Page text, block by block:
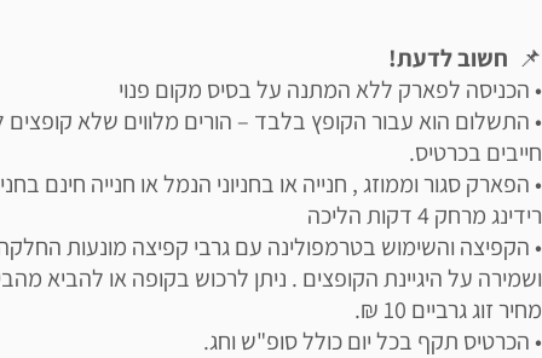
📌 חשוב לדעת!
• הכניסה לפארק ללא המתנה על בסיס מקום פנוי
• התשלום הוא עבור הקופץ בלבד – הורים מלווים שלא קופצים
חייבים בכרטיס.
• הפארק סגור וממוזג , חנייה או בחניוני הנמל או חנייה חינם
רידינג מרחק 4 דקות הליכה
• הקפיצה והשימוש בטרמפולינה עם גרבי קפיצה מונעות
ושמירה על היגיינת הקופצים . ניתן לרכוש בקופה או להביא
מחיר זוג גרביים 10 ₪.
• הכרטיס תקף בכל יום כולל סופ"ש וחג.